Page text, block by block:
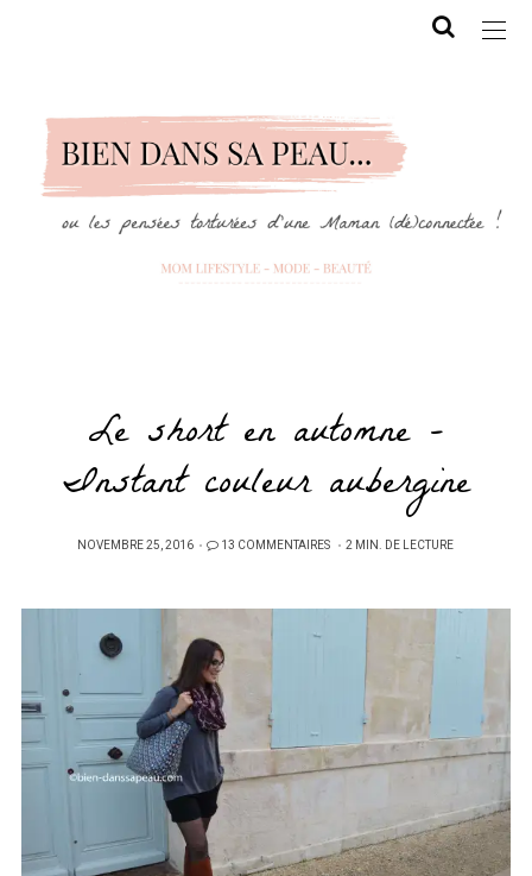
Le short en automne –
Instant couleur aubergine
PUBLIÉ
NOVEMBRE 25, 2016 13 COMMENTAIRES 2 MIN. DE LECTURE